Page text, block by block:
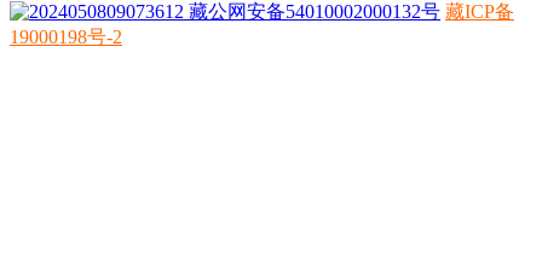
藏公网安备54010002000132号 藏ICP备
19000198号-2